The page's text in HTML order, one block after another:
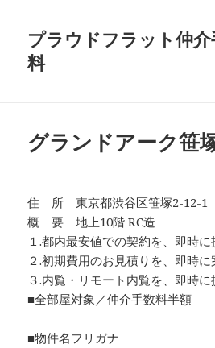
プラウドフラット仲
料
グランドアーク笹
住 所 東京都渋谷区笹塚2-12-1
概 要 地上10階 RC造
１.都内最安値での契約を、即時に
２.初期費用のお見積りを、即時に
３.内覧・リモート内覧を、即時に
■全部屋対象／仲介手数料半額
■物件名フリガナ